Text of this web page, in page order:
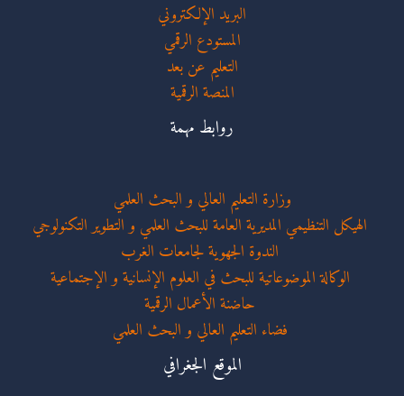
البريد الإلكتروني
المستودع الرقمي
التعليم عن بعد
المنصة الرقمية
روابط مهمة
وزارة التعليم العالي و البحث العلمي
الهيكل التنظيمي المديرية العامة للبحث العلمي و التطوير التكنولوجي
الندوة الجهوية لجامعات الغرب
الوكالة الموضوعاتية للبحث في العلوم الإنسانية و الإجتماعية
حاضنة الأعمال الرقمية
فضاء التعليم العالي و البحث العلمي
الموقع الجغرافي